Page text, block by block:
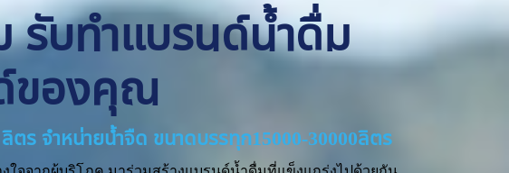
รับทำแบรนด์น้ำดื่ม
ของคุณ
ตร จำหน่ายน้ำจืด ขนาดบรรทุก15000-30000ลิตร